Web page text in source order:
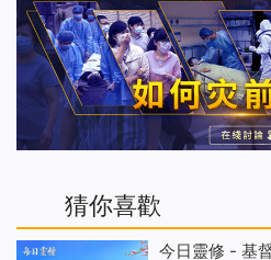
猜你喜歡
今日靈修 - 基